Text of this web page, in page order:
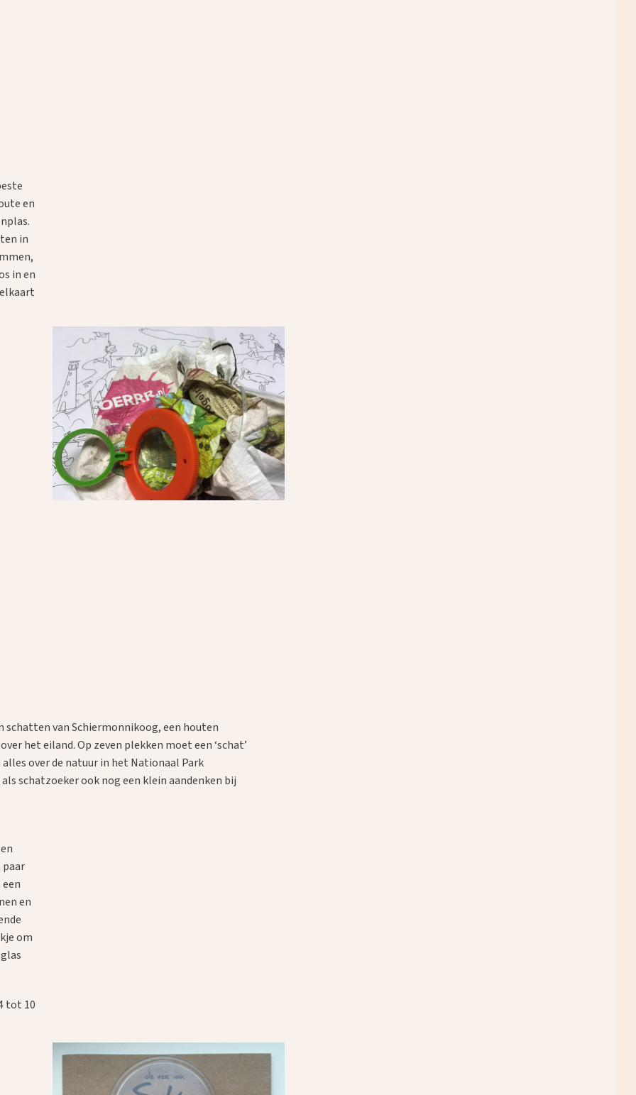
en
in
in en
schatten van Schiermonnikoog, een houten
het eiland. Op zeven plekken moet een ‘schat’
over de natuur in het Nationaal Park
schatzoeker ook nog een klein aandenken bij
paar
en
om
tot 10